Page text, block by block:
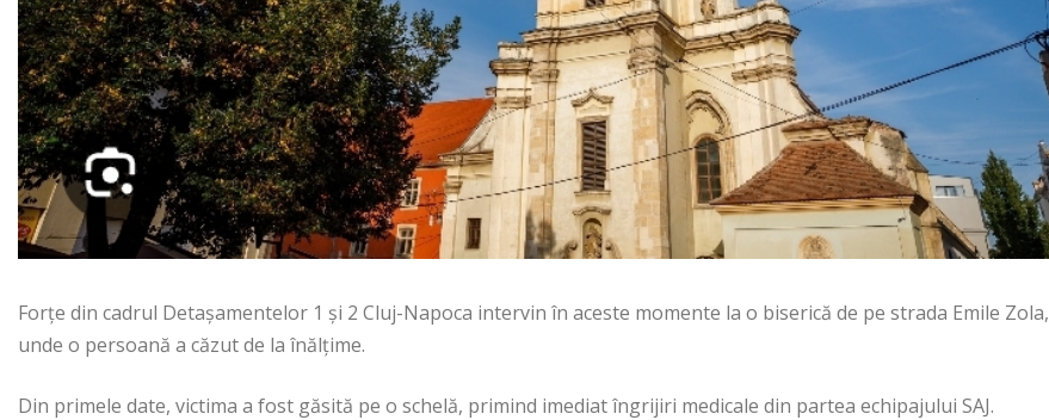
Forțe din cadrul Detașamentelor 1 și 2 Cluj-Napoca intervin în aceste momente la o biserică de pe strada Emile Zola,
unde o persoană a căzut de la înălțime.
Din primele date, victima a fost găsită pe o schelă, primind imediat îngrijiri medicale din partea echipajului SAJ.